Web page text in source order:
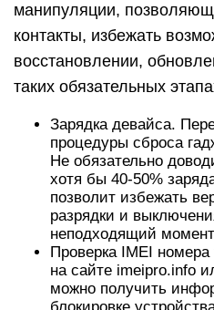
манипуляции,
контакты, избежать
восстановлении,
таких обязательных
Зарядка девайса.
процедуры сброса
Не обязательно
хотя бы 40-50%
позволит избежать
разрядки и
неподходящий
Проверка IMEI номера
на сайте imeipro.info
можно получить